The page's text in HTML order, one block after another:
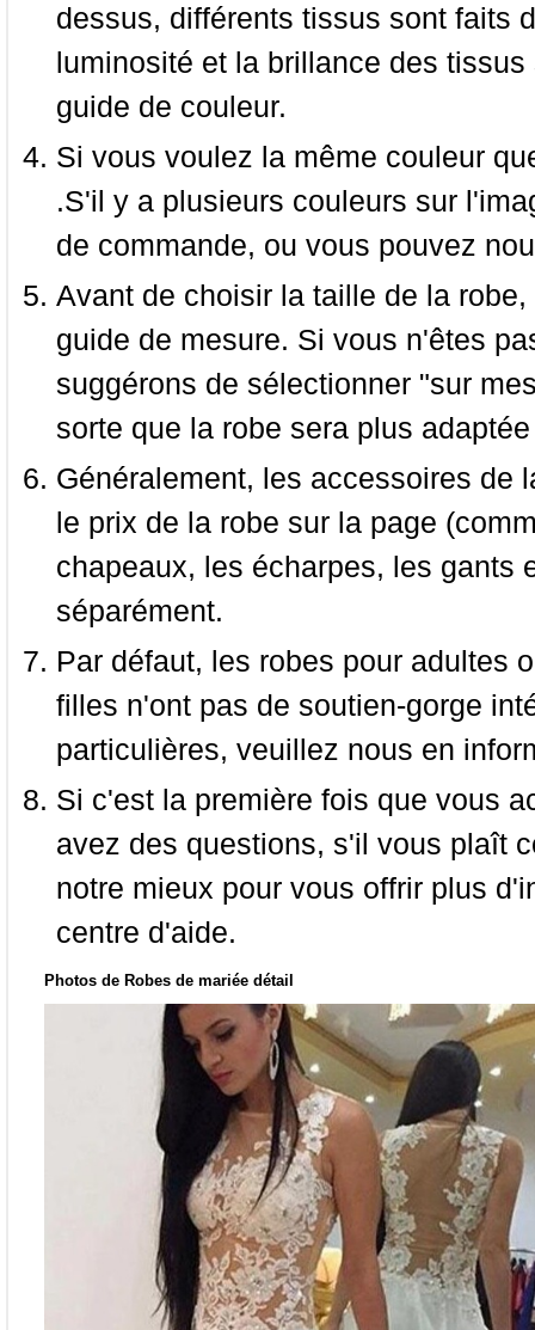
dessus, différents tissus sont faits
luminosité et la brillance des
guide de couleur.
Si vous voulez la même couleur
.S'il y a plusieurs couleurs sur
de commande, ou vous pouvez
Avant de choisir la taille de la
guide de mesure. Si vous n'êtes
suggérons de sélectionner "sur
sorte que la robe sera plus
Généralement, les accessoires de
le prix de la robe sur la page
chapeaux, les écharpes, les gants
séparément.
Par défaut, les robes pour adultes
filles n'ont pas de soutien-gorge
particulières, veuillez nous en
Si c'est la première fois que vous
avez des questions, s'il vous plaît
notre mieux pour vous offrir plus
centre d'aide.
Photos de Robes de mariée détail